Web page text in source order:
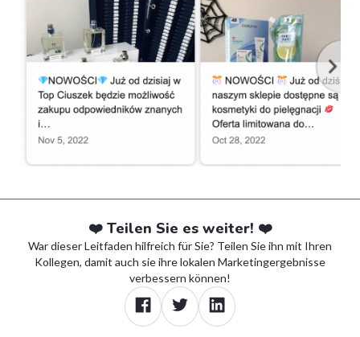
❤️ Teilen Sie es weiter! ❤️
War dieser Leitfaden hilfreich für Sie? Teilen Sie ihn mit Ihren
Kollegen, damit auch sie ihre lokalen Marketingergebnisse
verbessern können!